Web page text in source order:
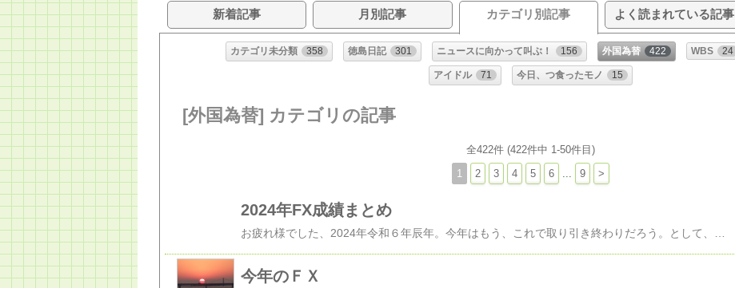
新着記事 月別記事 カテゴリ別記事 よく読まれている記事
カテゴリ未分類 358 徳島日記 301 ニュースに向かって叫ぶ！ 156 外国為替 422 WBS 24
アイドル 71 今日、つ食ったモノ 15
[外国為替] カテゴリの記事
全422件 (422件中 1-50件目)
1 2 3 4 5 6 9 >
2024年FX成績まとめ
今年のＦＸ